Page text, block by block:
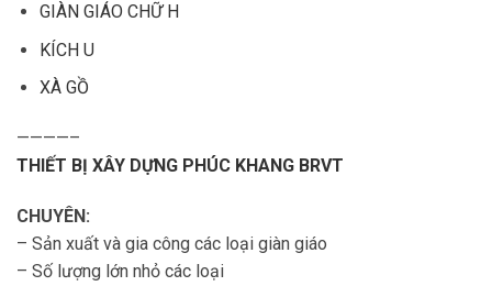
GIÀN GIÁO CHỮ H
KÍCH U
XÀ GỒ
————–
THIẾT BỊ XÂY DỰNG PHÚC KHANG BRVT
CHUYÊN:
– Sản xuất và gia công các loại giàn giáo
– Số lượng lớn nhỏ các loại